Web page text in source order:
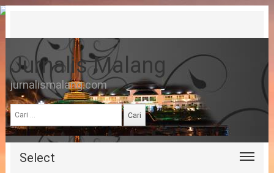
Jurnalis Malang
jurnalismalang.com
Cari
untuk:
Select